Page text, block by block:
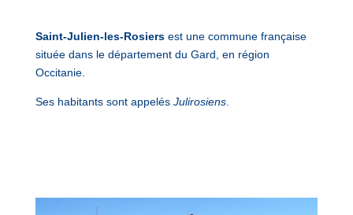
Saint-Julien-les-Rosiersest une commune française
située dans le département du Gard, en région
Occitanie.
Ses habitants sont appelés Julirosiens.